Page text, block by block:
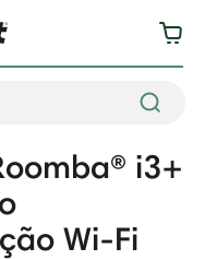
i3+
Wi-Fi